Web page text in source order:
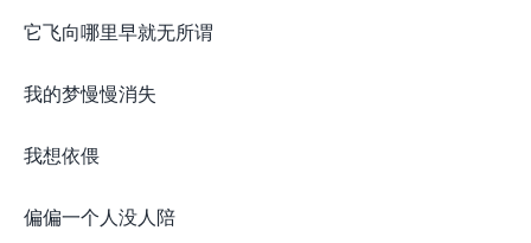
它飞向哪里早就无所谓
我的梦慢慢消失
我想依偎
偏偏一个人没人陪